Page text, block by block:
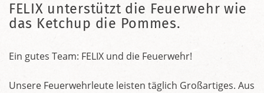
FELIX unterstützt die Feuerwehr wie
das Ketchup die Pommes.
Ein gutes Team: FELIX und die Feuerwehr!
Unsere Feuerwehrleute leisten täglich Großartiges. Aus